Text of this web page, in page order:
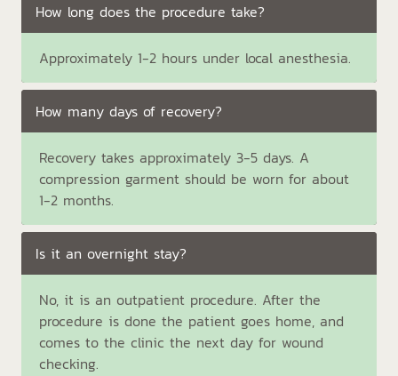
How long does the procedure take?
Approximately 1-2 hours under local anesthesia.
How many days of recovery?
Recovery takes approximately 3-5 days. A
compression garment should be worn for about
1-2 months.
Is it an overnight stay?
No, it is an outpatient procedure. After the
procedure is done the patient goes home, and
comes to the clinic the next day for wound
checking.